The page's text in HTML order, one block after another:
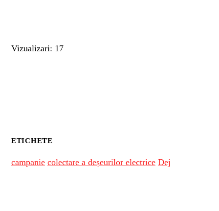
Vizualizari: 17
ETICHETE
campanie colectare a deșeurilor electrice Dej